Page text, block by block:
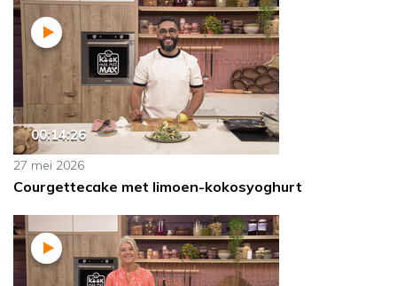
00:14:26
27 mei 2026
Courgettecake met limoen-kokosyoghurt